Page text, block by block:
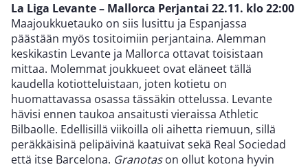
La Liga Levante – Mallorca Perjantai 22.11. klo 22:00
Maajoukkuetauko on siis lusittu ja Espanjassa
päästään myös tositoimiin perjantaina. Alemman
keskikastin Levante ja Mallorca ottavat toisistaan
mittaa. Molemmat joukkueet ovat eläneet tällä
kaudella kotiotteluistaan, joten kotietu on
huomattavassa osassa tässäkin ottelussa. Levante
hävisi ennen taukoa ansaitusti vieraissa Athletic
Bilbaolle. Edellisillä viikoilla oli aihetta riemuun, sillä
peräkkäisinä pelipäivinä kaatuivat sekä Real Sociedad
että itse Barcelona. Granotason ollut kotona hyvin